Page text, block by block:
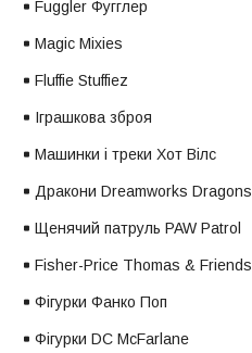
Fuggler Фугглер
Magic Mixies
Fluffie Stuffiez
Іграшкова зброя
Машинки і треки Хот Вілс
Дракони Dreamworks Dragons
Щенячий патруль PAW Patrol
Fisher-Price Thomas & Friends
Фігурки Фанко Поп
Фігурки DC McFarlane